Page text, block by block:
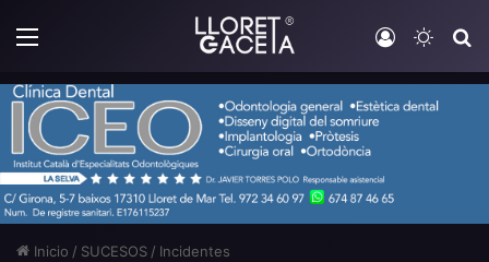
Menú Iniciar
Inicio / SUCESOS / Incidentes